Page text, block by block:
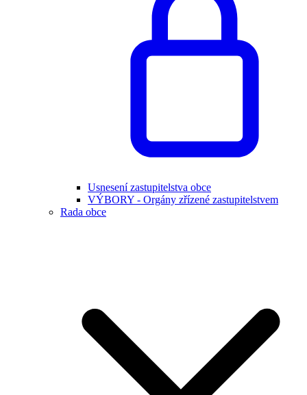
Usnesení zastupitelstva obce
VÝBORY - Orgány zřízené zastupitelstvem
Rada obce